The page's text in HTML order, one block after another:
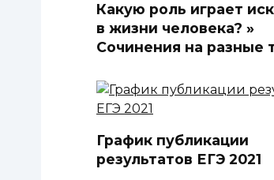
Какую роль играет
в жизни человека? »
Сочинения на разные
График публикации
результатов ЕГЭ 2021